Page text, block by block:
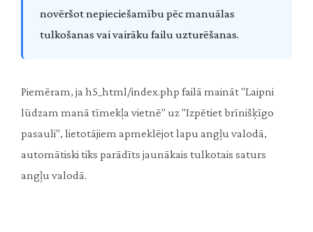
novēršot nepieciešamību pēc manuālas
tulkošanas vai vairāku failu uzturēšanas.
Piemēram, ja h5_html/index.php failā maināt "Laipni
lūdzam manā tīmekļa vietnē" uz "Izpētiet brīnišķīgo
pasauli", lietotājiem apmeklējot lapu angļu valodā,
automātiski tiks parādīts jaunākais tulkotais saturs
angļu valodā.